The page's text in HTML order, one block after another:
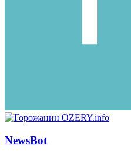
NewsBot